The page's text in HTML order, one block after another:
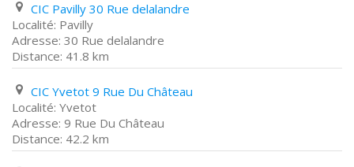
CIC Pavilly 30 Rue delalandre
Pavilly
30 Rue delalandre
41.8 km
CIC Yvetot 9 Rue Du Château
Yvetot
9 Rue Du Château
42.2 km